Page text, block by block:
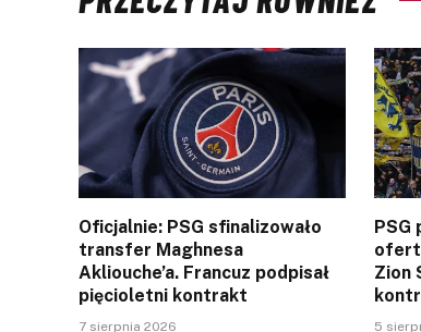
Oficjalnie: PSG sfinalizowało
transfer Maghnesa
Akliouche’a. Francuz podpisał
pięcioletni kontrakt
7 sierpnia 2026
PSG
Zion
5